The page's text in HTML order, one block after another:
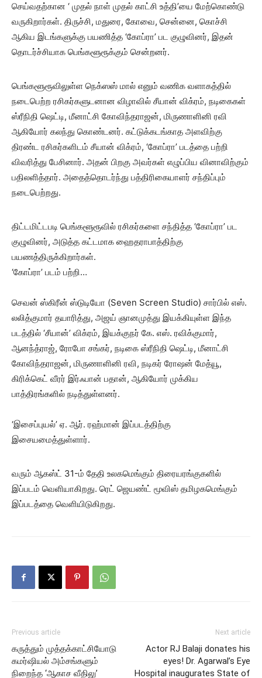
செய்வதற்கான ‘ முதல் நாள் முதல் காட்சி உத்தி’யை மேற்கொண்டு
வருகிறார்கள். திருச்சி, மதுரை, கோவை, சென்னை, கொச்சி
ஆகிய இடங்களுக்கு பயணித்த ‘கோப்ரா’ பட குழுவினர், இதன்
தொடர்ச்சியாக பெங்களூரூக்கும் சென்றனர்.
பெங்களூரூவிலுள்ள நெக்ஸஸ் மால் எனும் வணிக வளாகத்தில்
நடைபெற்ற ரசிகர்களுடனான விழாவில் சீயான் விக்ரம், நடிகைகள்
ஸ்ரீநிதி ஷெட்டி, மீனாட்சி கோவிந்தராஜன், மிருணாளினி ரவி
ஆகியோர் கலந்து கொண்டனர். கட்டுக்கடங்காத அளவிற்கு
திரண்ட ரசிகர்களிடம் சீயான் விக்ரம், ‘கோப்ரா’ படத்தை பற்றி
விவரித்து பேசினார். அதன் பிறகு அவர்கள் எழுப்பிய வினாவிற்கும்
பதிலளித்தார். அதைத்தொடர்ந்து பத்திரிகையாளர் சந்திப்பும்
நடைபெற்றது.
திட்டமிட்டபடி பெங்களூரூவில் ரசிகர்களை சந்தித்த ‘கோப்ரா’ பட
குழுவினர், அடுத்த கட்டமாக ஹைதராபாத்திற்கு
பயணத்திருக்கிறார்கள்.
‘கோப்ரா’ படம் பற்றி…
செவன் ஸ்கிரீன் ஸ்டுடியோ (Seven Screen Studio) சார்பில் எஸ்.
லலித்குமார் தயாரித்து, அஜய் ஞானமுத்து இயக்கியுள்ள இந்த
படத்தில் ‘சீயான்’ விக்ரம், இயக்குநர் கே. எஸ். ரவிக்குமார்,
ஆனந்த்ராஜ், ரோபோ சங்கர், நடிகை ஸ்ரீநிதி ஷெட்டி, மீனாட்சி
கோவிந்தராஜன், மிருணாளினி ரவி, நடிகர் ரோஷன் மேத்யூ,
கிரிக்கெட் வீரர் இர்ஃபான் பதான், ஆகியோர் முக்கிய
பாத்திரங்களில் நடித்துள்ளனர்.
‘இசைப்புயல்’ ஏ. ஆர். ரஹ்மான் இப்படத்திற்கு
இசையமைத்துள்ளார்.
வரும் ஆகஸ்ட் 31-ம் தேதி உலகமெங்கும் திரையரங்குகளில்
இப்படம் வெளியாகிறது. ரெட் ஜெயண்ட் மூவிஸ் தமிழகமெங்கும்
இப்படத்தை வெளியிடுகிறது.
Previous article
கருத்தும் முத்தக்காட்சியோடு
கமர்ஷியல் அம்சங்களும்
நிறைந்த ‘ஆகாச வீதிலு’
Next article
Actor RJ Balaji donates his
eyes! Dr. Agarwal’s Eye
Hospital inaugurates State of